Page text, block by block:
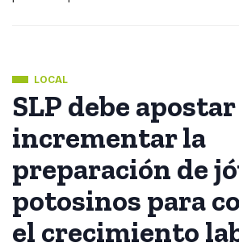
LOCAL
SLP debe
incrementar la
preparación de
potosinos para
el crecimiento